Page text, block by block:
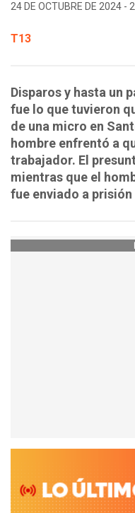
24 DE OCTUBRE DE 2024 -
T13
Disparos y hasta un
fue lo que tuvieron
de una micro en
hombre enfrentó a
trabajador. El
mientras que el
fue enviado a